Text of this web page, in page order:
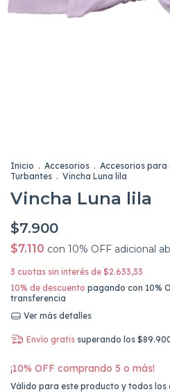
Inicio . Accesorios . Accesorios para
Turbantes . Vincha Luna lila
Vincha Luna lila
$7.900
$7.110 con 10% OFF adicional
3 cuotas sin interés de $2.633,33
10% de descuento pagando con 10%
transferencia
Ver más detalles
Envío gratis superando los
¡10% OFF comprando 5 o más!
Válido para este producto y todos los